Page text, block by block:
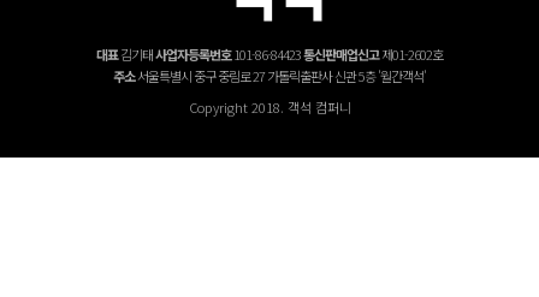
대표김기태사업자등록번호101-86-84423통신판매업신고제01-2602호
주소서울특별시 중구 중림로 27 가톨릭출판사 신관 5층 '월간객석'
Copyright 2018. 객석 컴퍼니